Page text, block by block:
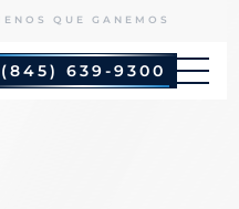
QUE GANEMOS
(845) 639-9300